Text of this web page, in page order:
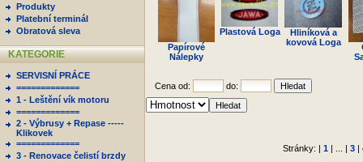
Produkty
Platební terminál
Obratová sleva
KATEGORIE
SERVISNÍ PRÁCE
=============
1 - Leštění vík motoru
=============
2 - Výbrusy + Repase -----
Klikovek
=============
3 - Renovace čelistí brzdy
Papírové
Nálepky
Plastová Loga
Hliníková a
kovová Loga
Cena od: do:
Stránky: | 1 | ... | 3 |